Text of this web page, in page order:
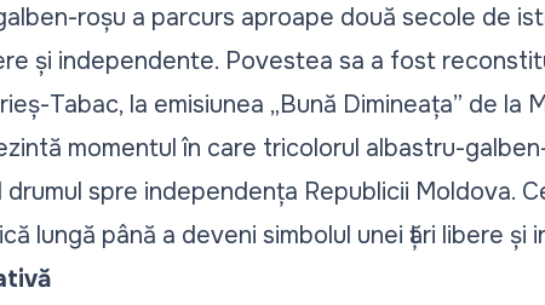
roșu a parcurs aproape două secole de
și independente. Povestea sa a fost
Tabac, la emisiunea „Bună Dimineața” de la
momentul în care tricolorul albastru-
spre independența Republicii Moldova.
lungă până a deveni simbolul unei țări libere și